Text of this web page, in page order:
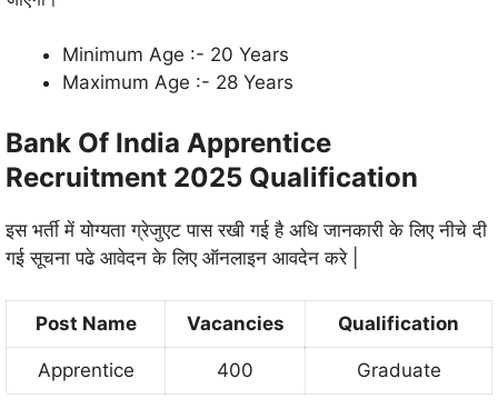
Minimum Age :- 20 Years
Maximum Age :- 28 Years
Bank Of India Apprentice
Recruitment 2025 Qualification
इस भर्ती में योग्यता ग्रेजुएट पास रखी गई है अधि जानकारी के लिए नीचे दी
गई सूचना पढे आवेदन के लिए ऑनलाइन आवदेन करे |
Post Name Vacancies Qualification
Apprentice 400 Graduate